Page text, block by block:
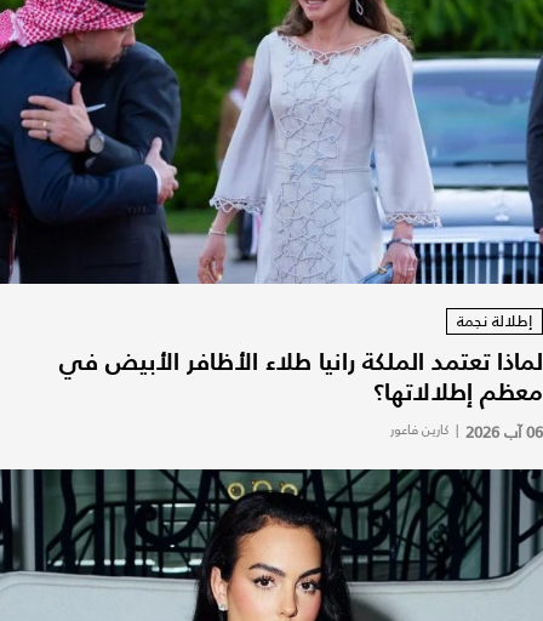
إطلالة نجمة
لماذا تعتمد الملكة رانيا طلاء الأظافر الأبيض في
معظم إطلالاتها؟
06 آب 2026 | كارين فاعور